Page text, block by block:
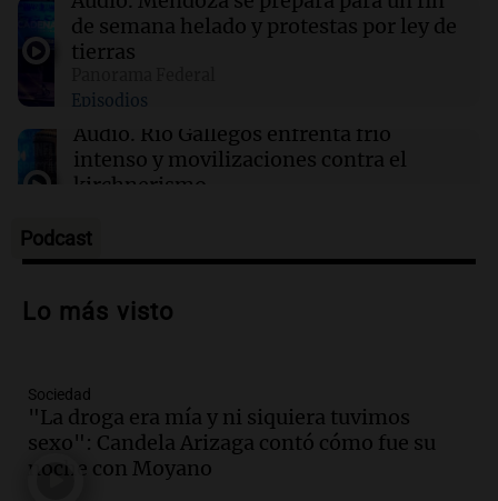
01:59 Mundo
México establece nuevo récord de oros
de semana helado y protestas por ley de
tierras
Episodios
Audio. Río Gallegos enfrenta frío
intenso y movilizaciones contra el
kirchnerismo
Episodios
Audio.Debate en el Senado sobre
la soberanía digital en Argentina
Audio.
de semana helado y ciudadanos
marchan contra reforma de tierras
Panorama Federal
Podcast
Lo más visto
Sociedad
"La droga era mía y ni siquiera tuvimos
sexo": Candela Arizaga contó cómo fue su
noche con Moyano